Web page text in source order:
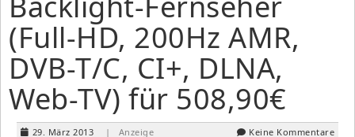
(Full-HD, 200Hz AMR,
DVB-T/C, CI+, DLNA,
Web-TV) für 508,90€
29. März 2013 | Anzeige Keine Kommentare